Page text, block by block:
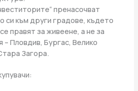
пренасочват
си към други градове, където
правят за живеене, а не за
– Пловдив, Бургас, Велико
Загора.